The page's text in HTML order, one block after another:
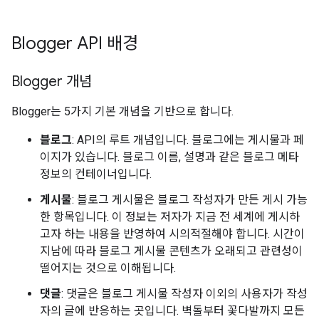
Blogger API 배경
Blogger 개념
Blogger는 5가지 기본 개념을 기반으로 합니다.
블로그: API의 루트 개념입니다. 블로그에는 게시물과 페
이지가 있습니다. 블로그 이름, 설명과 같은 블로그 메타
정보의 컨테이너입니다.
게시물: 블로그 게시물은 블로그 작성자가 만든 게시 가능
한 항목입니다. 이 정보는 저자가 지금 전 세계에 게시하
고자 하는 내용을 반영하여 시의적절해야 합니다. 시간이
지남에 따라 블로그 게시물 콘텐츠가 오래되고 관련성이
떨어지는 것으로 이해됩니다.
댓글: 댓글은 블로그 게시물 작성자 이외의 사용자가 작성
자의 글에 반응하는 곳입니다. 벽돌부터 꽃다발까지 모든